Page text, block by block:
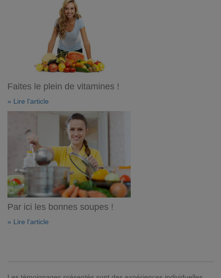
Faites le plein de vitamines !
» Lire l'article
Par ici les bonnes soupes !
» Lire l'article